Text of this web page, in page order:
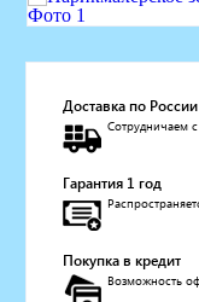
Педикюрное
Массажное и
Стерилизаторы
Оборудование
Оборудование
Оборудование
Мебель для
Доставка по России
Сотрудничаем
Гарантия 1 год
Покупка в кредит
Возможность